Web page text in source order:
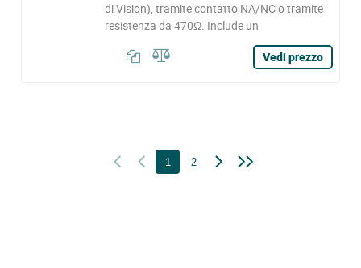
di Vision), tramite contatto NA/NC o tramite
resistenza da 470Ω. Include un
Vedi prezzo
1 2